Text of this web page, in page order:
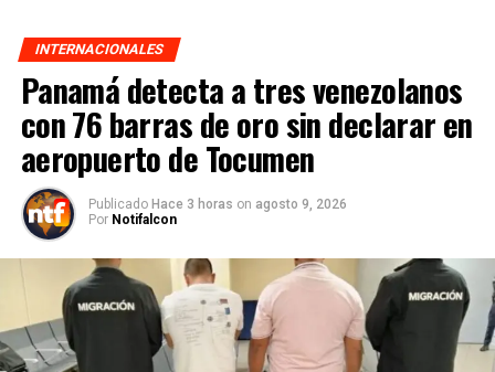
INTERNACIONALES
Panamá detecta a tres venezolanos
con 76 barras de oro sin declarar en
aeropuerto de Tocumen
Publicado Hace 3 horas on agosto 9, 2026
Por Notifalcon